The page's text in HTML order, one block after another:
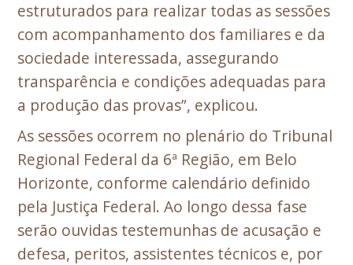
estruturados para realizar todas as sessões
com acompanhamento dos familiares e da
sociedade interessada, assegurando
transparência e condições adequadas para
a produção das provas”, explicou.
As sessões ocorrem no plenário do Tribunal
Regional Federal da 6ª Região, em Belo
Horizonte, conforme calendário definido
pela Justiça Federal. Ao longo dessa fase
serão ouvidas testemunhas de acusação e
defesa, peritos, assistentes técnicos e, por